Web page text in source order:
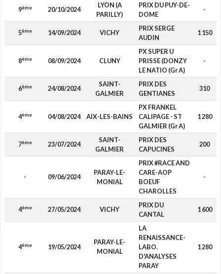
9ème 20/10/2024
LYON (A
PARILLY)
PRIX DU PUY-DE-
DOME
-
5ème 14/09/2024 VICHY
PRIX SERGE
AUDIN
1 150
8ème 08/09/2024 CLUNY
PX SUPER U
PRISSE (DONZY
LE NATIO (Gr A)
-
6ème 24/08/2024
SAINT-
GALMIER
PRIX DES
GENTIANES
310
4ème 04/08/2024 AIX-LES-BAINS
PX FRANKEL
CALIPAGE - ST
GALMIER (Gr A)
1 280
7ème 23/07/2024
SAINT-
GALMIER
PRIX DES
CAPUCINES
200
- 09/06/2024
PARAY-LE-
MONIAL
PRIX #RACE AND
CARE-AOP
BOEUF
CHAROLLES
-
4ème 27/05/2024 VICHY
PRIX DU
CANTAL
1 600
4ème 19/05/2024
PARAY-LE-
MONIAL
LA
RENAISSANCE-
LABO.
D'ANALYSES
PARAY
1 280